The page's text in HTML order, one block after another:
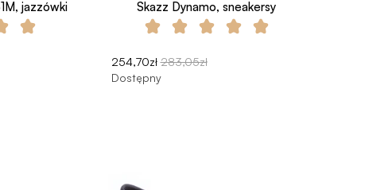
jazzówki Skazz Dynamo, sneakersy
254,70zł 283,05zł
Dostępny